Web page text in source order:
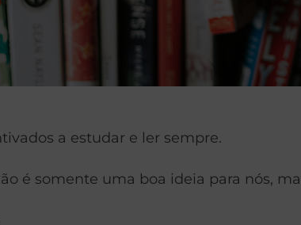
a estudar e ler sempre.
é somente uma boa ideia para nós,